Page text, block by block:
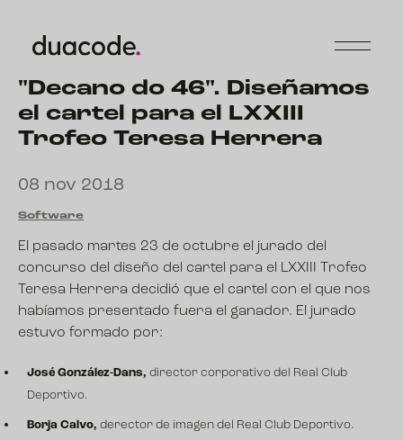
"Decano do 46". Diseñamos
el cartel para el LXXIII
Trofeo Teresa Herrera
08 nov 2018
Software
El pasado martes 23 de octubre el jurado del
concurso del diseño del cartel para el LXXIII Trofeo
Teresa Herrera decidió que el cartel con el que nos
habíamos presentado fuera el ganador. El jurado
estuvo formado por:
José González-Dans, director corporativo del Real Club
Deportivo.
Borja Calvo, derector de imagen del Real Club Deportivo.